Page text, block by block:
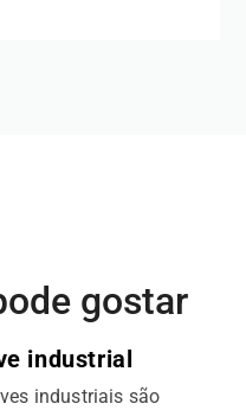
gostar
industrial
industriais são